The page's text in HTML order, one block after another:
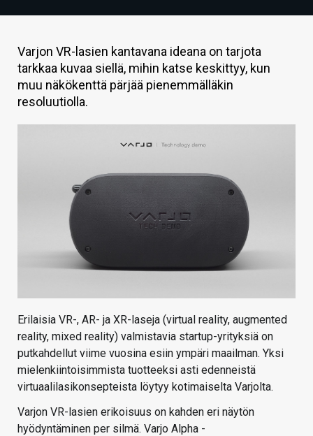
KAUPPA
VAIHDA TEEMA
Varjon VR-lasien kantavana ideana on tarjota
tarkkaa kuvaa siellä, mihin katse keskittyy, kun
muu näkökenttä pärjää pienemmälläkin
resoluutiolla.
Erilaisia VR-, AR- ja XR-laseja (virtual reality, augmented
reality, mixed reality) valmistavia startup-yrityksiä on
putkahdellut viime vuosina esiin ympäri maailman. Yksi
mielenkiintoisimmista tuotteeksi asti edenneistä
virtuaalilasikonsepteista löytyy kotimaiselta Varjolta.
Varjon VR-lasien erikoisuus on kahden eri näytön
hyödyntäminen per silmä. Varjo Alpha -